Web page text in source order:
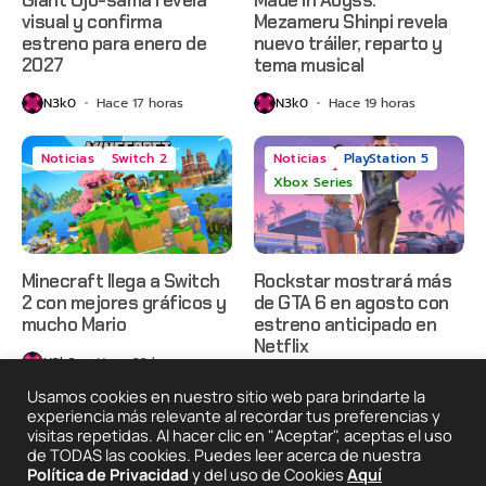
visual y confirma
estreno para enero de
2027
N3k0 Hace 17 horas
Mezameru Shinpi revela
nuevo tráiler, reparto y
tema musical
N3k0 Hace 19 horas
Noticias Switch 2
Minecraft llega a Switch
2 con mejores gráficos y
mucho Mario
N3k0 Hace 22 horas
Noticias
PlayStation 5
Xbox Series
Rockstar mostrará más
de GTA 6 en agosto con
estreno anticipado en
Netflix
2025 © Degeneraciónx.com | Anime, Games & Nothing
Usamos cookies en nuestro sitio web para brindarte la
experiencia más relevante al recordar tus preferencias y
visitas repetidas. Al hacer clic en "Aceptar", aceptas el uso
de TODAS las cookies. Puedes leer acerca de nuestra
Política de Privacidad y del uso de Cookies Aquí